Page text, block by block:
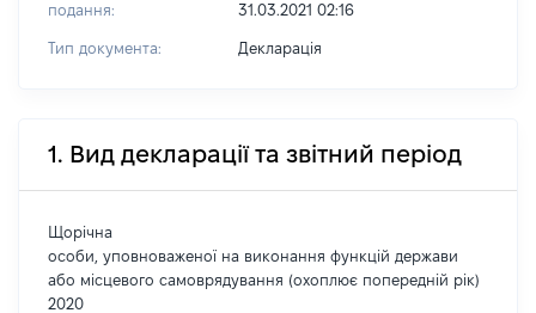
подання:
31.03.2021 02:16
Тип документа: Декларація
1. Вид декларації та звітний період
Щорічна
особи, уповноваженої на виконання функцій держави
або місцевого самоврядування (охоплює попередній рік)
2020